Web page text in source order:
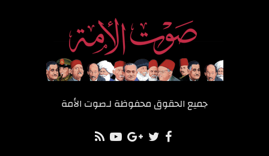
جميع الحقوق محفوظة لـصوت الأمة